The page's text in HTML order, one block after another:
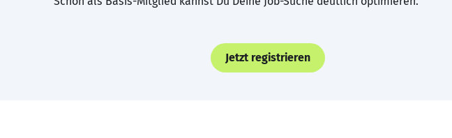
Jetzt registrieren